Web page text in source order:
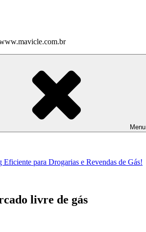
Menu
para Drogarias e Revendas de Gás!
livre de gás